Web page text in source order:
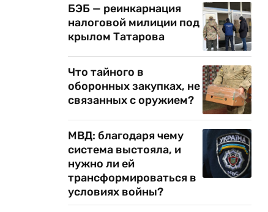
БЭБ — реинкарнация
налоговой милиции под
крылом Татарова
Что тайного в
оборонных закупках, не
связанных с оружием?
МВД: благодаря чему
система выстояла, и
нужно ли ей
трансформироваться в
условиях войны?